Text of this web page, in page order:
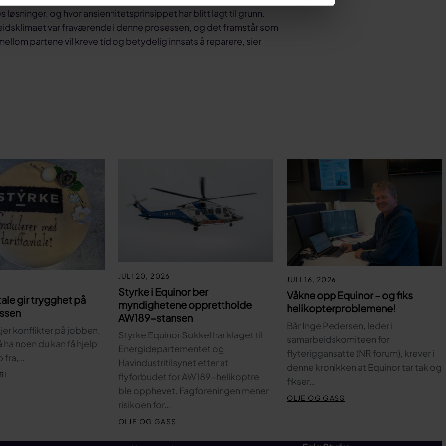
løsninger, og hvor ansiennitetsprinsippet har blitt lagt til grunn.
var fraværende i denne prosessen, og det framstår som
partene vil kreve tid og betydelig innsats å reparere, sier
gir trygghet på
konflikter på jobben,
ha noen du kan få hjelp
fra,…
JULI 20, 2026
Styrke i Equinor ber
myndighetene opprettholde
AW189-stansen
Styrke Equinor Sokkel har klaget til
Energidepartementet og
Havindustritilsynet etter at
flyforbudet for AW189-helikoptre
ble opphevet. Fagforeningen mener
risikoen for…
OLJE OG GASS
JULI 16, 2026
Våkne opp Equinor – og fiks
helikopterproblemene!
Bår Inge Pedersen, leder i
samarbeidskomiteen for
flyteriggansatte (NR forum), krever i
denne kronikken at Equinor tar tak og
fikser…
OLJE OG GASS